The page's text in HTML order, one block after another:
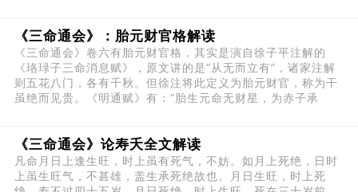
《三命通会》：胎元财官格解读
《三命通会》卷六有胎元财官格，其实是演自徐子平注解的
《珞琭子三命消息赋》，原文讲的是“从无而立有”，诸家注解
则五花八门，各有千秋。但徐注将此定义为胎元财官，称为干
虽绝而见贵。《明通赋》有：“胎生元命无财星，为赤子承
《三命通会》论寿夭全文解读
凡命月日上逢生旺，时上虽有死气，不妨。如月上死绝，日时
上虽生旺气，不甚雄，盖生承死绝故也。月日生旺，时上死